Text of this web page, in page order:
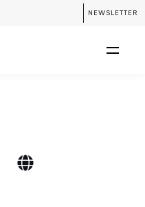
NEWSLETTER